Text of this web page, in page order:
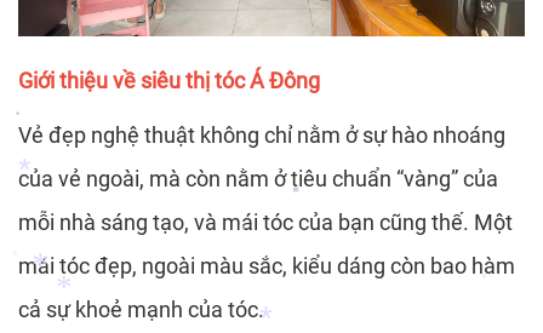
*
*
*
*
Giới thiệu về siêu thị tóc Á Đông
Vẻ đẹp nghệ thuật không chỉ nằm ở sự hào nhoáng
của vẻ ngoài, mà còn nằm ở tiêu chuẩn “vàng” của
mỗi nhà sáng tạo, và mái tóc của bạn cũng thế. Một
mái tóc đẹp, ngoài màu sắc, kiểu dáng còn bao hàm
cả sự khoẻ mạnh của tóc.